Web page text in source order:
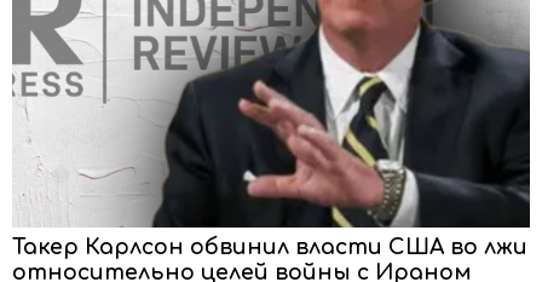
Такер Карлсон обвинил власти США во лжи
относительно целей войны с Ираном